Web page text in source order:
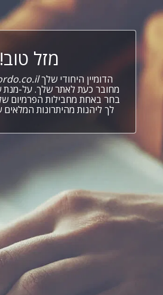
מזל טוב!
הדומיין היחודי שלך
מחובר כעת לאתר שלך. על-מנת
בחר באחת מחבילות הפרמיום
לך ליהנות מהיתרונות המלאים